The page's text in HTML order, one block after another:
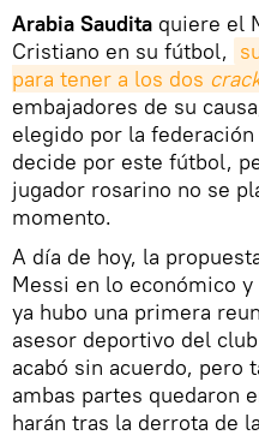
Arabia Saudita quiere el
Cristiano en su fútbol,
para tener a los dos
embajadores de su
elegido por la
decide por este fútbol,
jugador rosarino no se
momento.
A día de hoy, la
Messi en lo económico
ya hubo una primera
asesor deportivo del
acabó sin acuerdo, pero
ambas partes quedaron
harán tras la derrota de